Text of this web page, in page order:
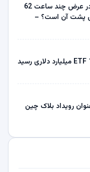
انتشارات Shiba Inu (SHIB) در عرض چند ساعت 62
پشت آن است؟ –
XRP به نقطه عطف جدید ETF 1.5 میلیارد دلاری رسید
رویداد بلاک چین